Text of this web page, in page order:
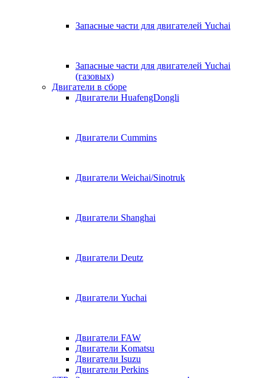
Запасные части для двигателей Yuchai
Запасные части для двигателей Yuchai
(газовых)
Двигатели в сборе
Двигатели HuafengDongli
Двигатели Cummins
Двигатели Weichai/Sinotruk
Двигатели Shanghai
Двигатели Deutz
Двигатели Yuchai
Двигатели FAW
Двигатели Komatsu
Двигатели Isuzu
Двигатели Perkins